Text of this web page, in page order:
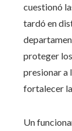
cuestionó
tardó en
proteger
presionar a
fortalecer
Un